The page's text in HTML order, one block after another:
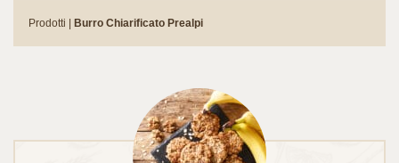
Prodotti | Burro Chiarificato Prealpi